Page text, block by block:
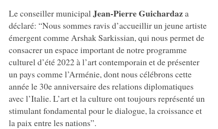
Le conseiller municipal Jean-Pierre Guichardaza
déclaré: “Nous sommes ravis d’accueillir un jeune artiste
émergent comme Arshak Sarkissian, qui nous permet de
consacrer un espace important de notre programme
culturel d’été 2022 à l’art contemporain et de présenter
un pays comme l’Arménie, dont nous célébrons cette
année le 30e anniversaire des relations diplomatiques
avec l’Italie. L’art et la culture ont toujours représenté un
stimulant fondamental pour le dialogue, la croissance et
la paix entre les nations”.